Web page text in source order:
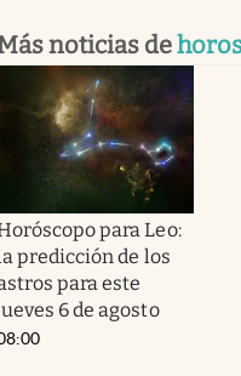
noticias de
para Leo:
predicción de los
para este
6 de agosto